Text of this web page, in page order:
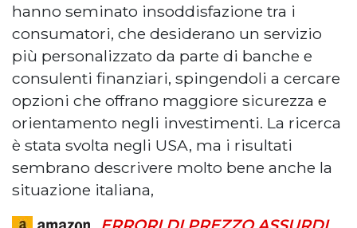
hanno seminato insoddisfazione tra i
consumatori, che desiderano un servizio
più personalizzato da parte di banche e
consulenti finanziari, spingendoli a cercare
opzioni che offrano maggiore sicurezza e
orientamento negli investimenti. La ricerca
è stata svolta negli USA, ma i risultati
sembrano descrivere molto bene anche la
situazione italiana,